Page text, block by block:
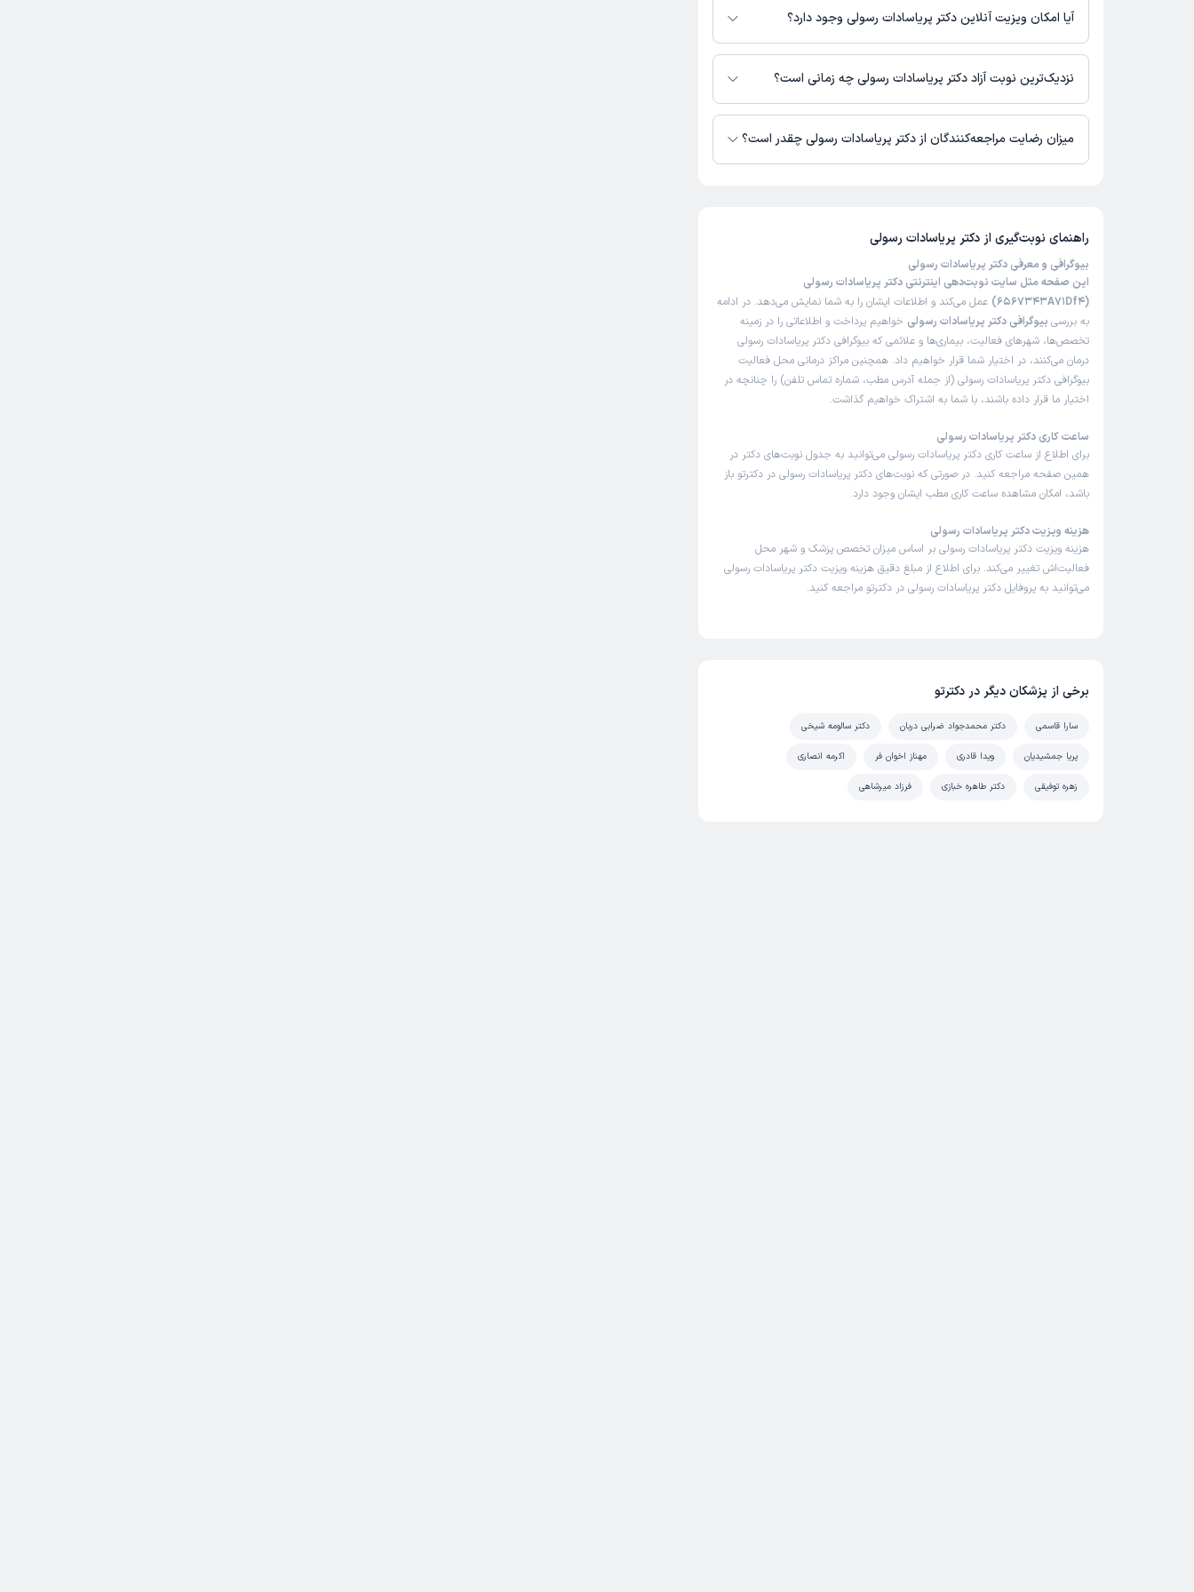
آیا امکان ویزیت آنلاین دکتر پریاسادات رسولی وجود دارد؟
در حال حاضر اطلاعاتی درباره ارائه ویزیت آنلاین توسط دکتر پریاسادات رسولی در دسترس
نیست. برای دریافت اطلاعات دقیق‌تر، لطفاً با مطب تماس بگیرید.
نزدیک‌ترین نوبت آزاد دکتر پریاسادات رسولی چه زمانی است؟
زمان نوبت‌دهی و پذیرش بیماران با هماهنگی مطب مشخص می‌شود.
میزان رضایت مراجعه‌کنندگان از دکتر پریاسادات رسولی چقدر است؟
راهنمای نوبت‌گیری از دکتر پریاسادات رسولی
بیوگرافی و معرفی دکتر پریاسادات رسولی
این صفحه مثل سایت نوبت‌دهی اینترنتی دکتر پریاسادات رسولی
(6567343A71Df4)
عمل می‌کند و اطلاعات ایشان را به شما نمایش می‌دهد. در ادامه
به بررسی بیوگرافی دکتر پریاسادات رسولی خواهیم پرداخت و اطلاعاتی را در زمینه
تخصص‌ها، شهرهای فعالیت، بیماری‌ها و علائمی که بیوگرافی دکتر پریاسادات رسولی
درمان می‌کنند، در اختیار شما قرار خواهیم داد. همچنین مراکز درمانی محل فعالیت
بیوگرافی دکتر پریاسادات رسولی (از جمله آدرس مطب، شماره تماس تلفن) را چنانچه در
اختیار ما قرار داده باشند، با شما به اشتراک خواهیم گذاشت.
ساعت کاری دکتر پریاسادات رسولی
برای اطلاع از ساعت کاری دکتر پریاسادات رسولی می‌توانید به جدول نوبت‌های دکتر در
همین صفحه مراجعه کنید. در صورتی که نوبت‌های دکتر پریاسادات رسولی در دکترتو باز
باشد، امکان مشاهده ساعت کاری مطب ایشان وجود دارد.
هزینه ویزیت دکتر پریاسادات رسولی
هزینه ویزیت دکتر پریاسادات رسولی بر اساس میزان تخصص پزشک و شهر محل
فعالیت‌اش تغییر می‌کند. برای اطلاع از مبلغ دقیق هزینه ویزیت دکتر پریاسادات رسولی
می‌توانید به پروفایل دکتر پریاسادات رسولی در دکترتو مراجعه کنید.
برخی از پزشکان دیگر در دکترتو
سارا قاسمی دکتر محمدجواد ضرابی دربان دکتر سالومه شیخی
پریا جمشیدیان ویدا قادری مهناز اخوان فر اکرمه انصاری
زهره توفیقی دکتر طاهره خبازی فرزاد میرشاهی